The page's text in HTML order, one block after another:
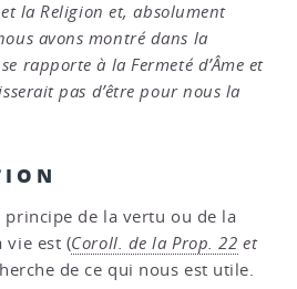
la Religion et, absolument
avons montré dans la
rapporte à la Fermeté d’Âme et
pas d’être pour nous la
de la vertu ou de la
vie est (Coroll. de la Prop. 22 et
de ce qui nous est utile.